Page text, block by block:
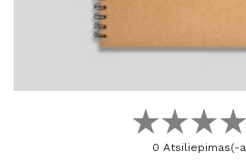
0 Atsiliepimas(-